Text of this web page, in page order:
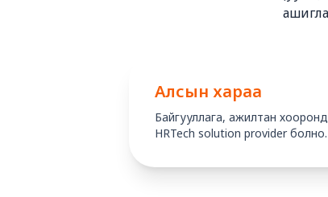
Алсын хараа
Байгууллага, ажилтан
HRTech solution provider болно.